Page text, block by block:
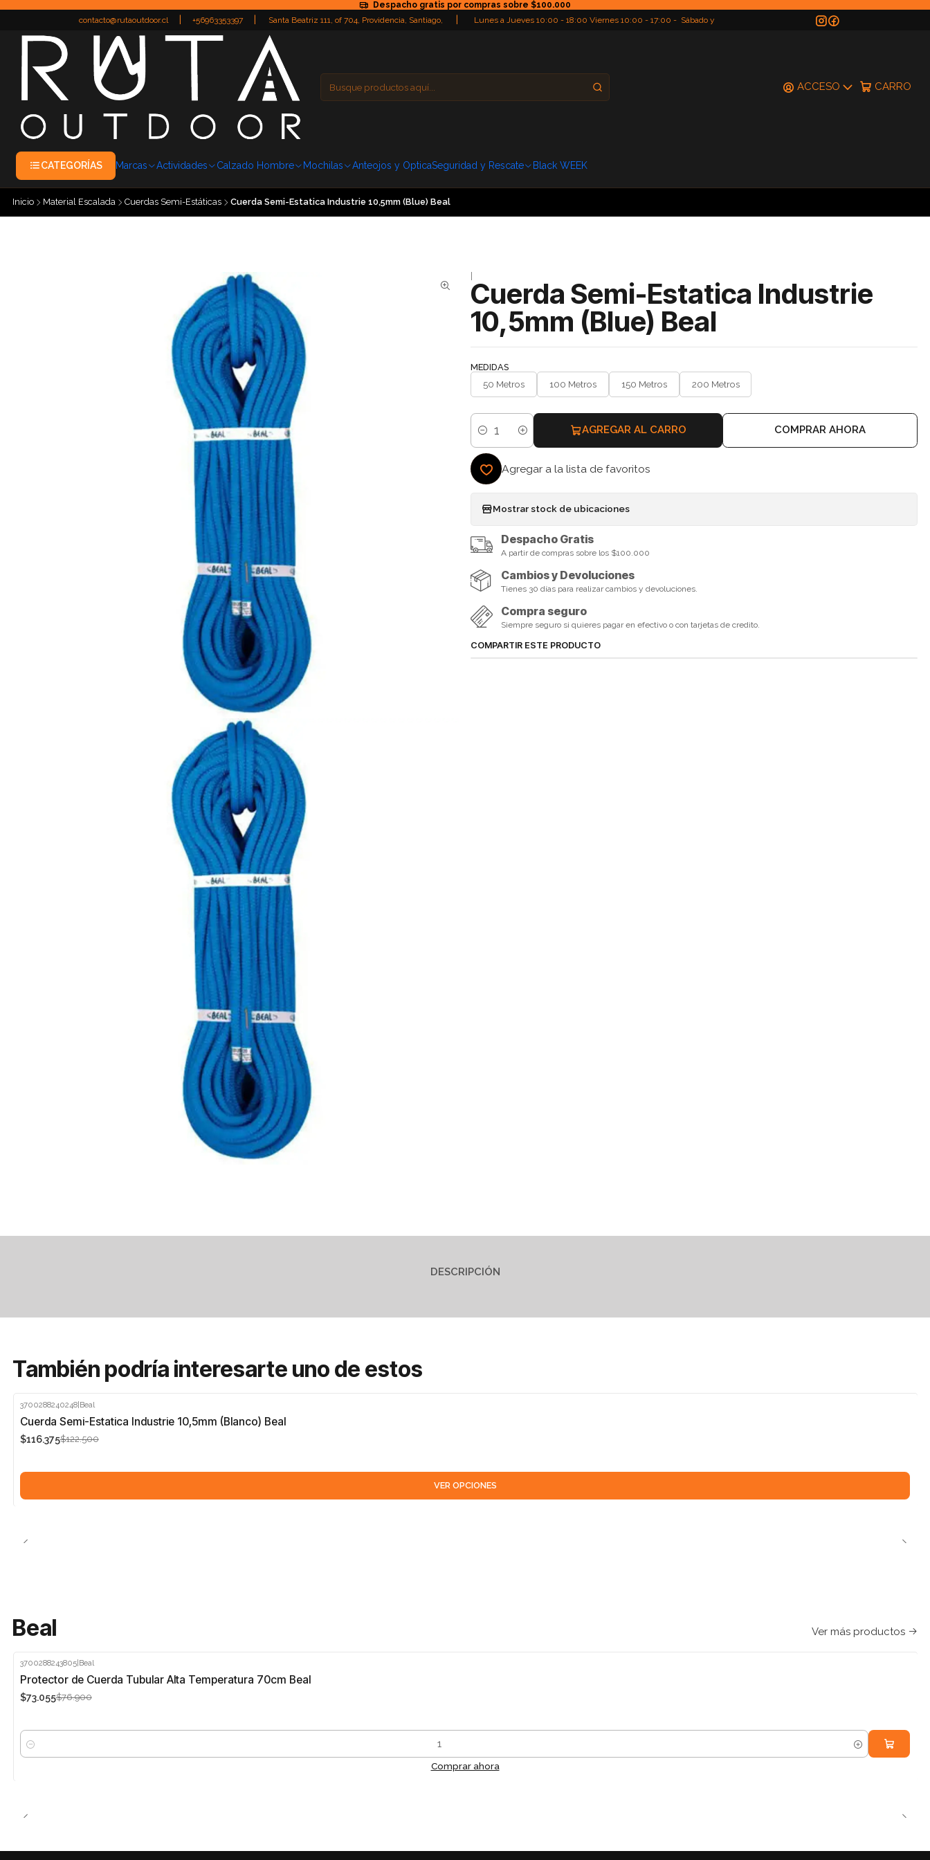
Despacho gratis por compras sobre $100.000
contacto@rutaoutdoor.cl
+56963353397
Santa Beatriz 111, of 704, Providencia, Santiago,
Lunes a Jueves 10:00 - 18:00 Viernes 10:00 - 17:00 - Sábado y
ACCESO CARRO
CATEGORÍAS Marcas Actividades Calzado Hombre Mochilas Anteojos y OpticaSeguridad y Rescate Black WEEK
Inicio Material Escalada Cuerdas Semi-Estáticas Cuerda Semi-Estatica Industrie 10,5mm (Blue) Beal
|
Cuerda Semi-Estatica Industrie
10,5mm (Blue) Beal
MEDIDAS
50 Metros 100 Metros 150 Metros 200 Metros
Cantidad
AGREGAR AL CARRO COMPRAR AHORA
Agregar a la lista de favoritos
Mostrar stock de ubicaciones
Despacho Gratis
A partir de compras sobre los $100.000
Cambios y Devoluciones
Tienes 30 días para realizar cambios y devoluciones.
Compra seguro
Siempre seguro si quieres pagar en efectivo o con tarjetas de credito.
COMPARTIR ESTE PRODUCTO
DESCRIPCIÓN
También podría interesarte uno de estos
-5%
3700288240248| Beal
Cuerda Semi-Estatica Industrie 10,5mm (Blanco) Beal
$116.375$122.500
VER OPCIONES
Beal Ver más productos
-5%
3700288243805| Beal
Protector de Cuerda Tubular Alta Temperatura 70cm Beal
$73.055$76.900
Cantidad
Comprar ahora